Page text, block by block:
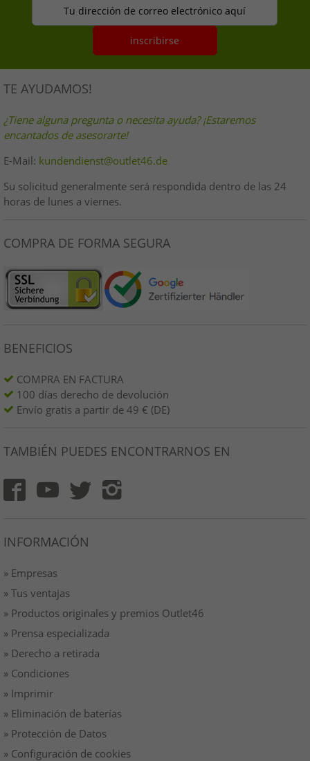
Tu dirección de correo electrónico aquí
inscribirse
TE AYUDAMOS!
¿Tiene alguna pregunta o necesita ayuda? ¡Estaremos
encantados de asesorarte!
E-Mail: kundendienst@outlet46.de
Su solicitud generalmente será respondida dentro de las 24
horas de lunes a viernes.
COMPRA DE FORMA SEGURA
BENEFICIOS
COMPRA EN FACTURA
100 días derecho de devolución
Envío gratis a partir de 49 € (DE)
TAMBIÉN PUEDES ENCONTRARNOS EN
INFORMACIÓN
» Empresas
» Tus ventajas
» Productos originales y premios Outlet46
» Prensa especializada
» Derecho a retirada
» Condiciones
» Imprimir
» Eliminación de baterías
» Protección de Datos
» Configuración de cookies